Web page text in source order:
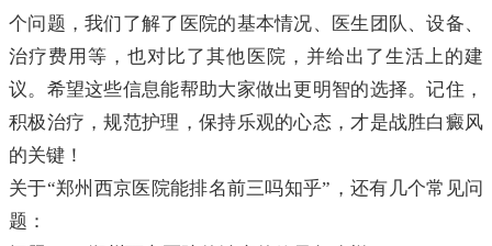
个问题，我们了解了医院的基本情况、医生团队、设备、
治疗费用等，也对比了其他医院，并给出了生活上的建
议。希望这些信息能帮助大家做出更明智的选择。记住，
积极治疗，规范护理，保持乐观的心态，才是战胜白癜风
的关键！
关于“郑州西京医院能排名前三吗知乎”，还有几个常见问
题：